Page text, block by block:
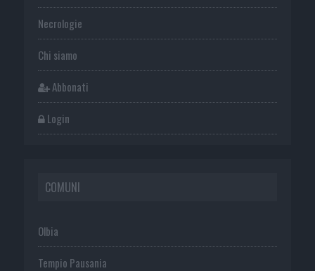
Necrologie
Chi siamo
Abbonati
Login
COMUNI
Olbia
Tempio Pausania